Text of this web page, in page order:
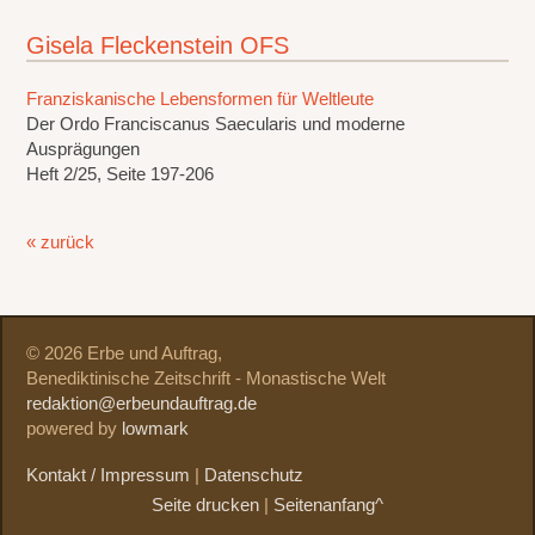
Gisela Fleckenstein OFS
Franziskanische Lebensformen für Weltleute
Der Ordo Franciscanus Saecularis und moderne
Ausprägungen
Heft 2/25, Seite 197-206
« zurück
© 2026 Erbe und Auftrag,
Benediktinische Zeitschrift - Monastische Welt
redaktion@erbeundauftrag.de
powered by lowmark
Kontakt / Impressum
Datenschutz
Seite drucken
Seitenanfang^